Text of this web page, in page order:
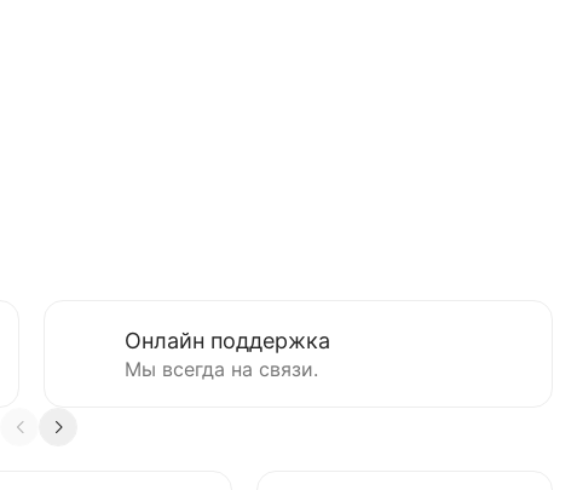
Онлайн поддержка
Мы всегда на связи.